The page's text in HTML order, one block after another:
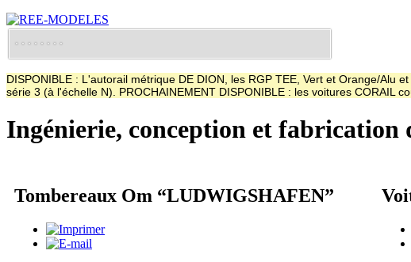
DISPONIBLE : L'autorail métrique DE DION, les RGP TEE, Vert et Orange/Alu
série 3 (à l'échelle N). PROCHAINEMENT DISPONIBLE : les voitures CORAIL
Ingénierie, conception et fabrication
Tombereaux Om “LUDWIGSHAFEN”